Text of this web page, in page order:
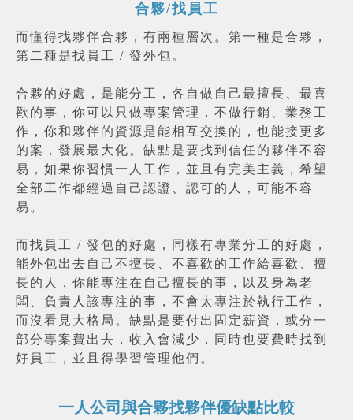
合夥/找員工
而懂得找夥伴合夥，有兩種層次。第一種是合夥，
第二種是找員工 / 發外包。
合夥的好處，是能分工，各自做自己最擅長、最喜
歡的事，你可以只做專案管理，不做行銷、業務工
作，你和夥伴的資源是能相互交換的，也能接更多
的案，發展最大化。缺點是要找到信任的夥伴不容
易，如果你習慣一人工作，並且有完美主義，希望
全部工作都經過自己認證、認可的人，可能不容
易。
而找員工 / 發包的好處，同樣有專業分工的好處，
能外包出去自己不擅長、不喜歡的工作給喜歡、擅
長的人，你能專注在自己擅長的事，以及身為老
闆、負責人該專注的事，不會太專注於執行工作，
而沒看見大格局。缺點是要付出固定薪資，或分一
部分專案費出去，收入會減少，同時也要費時找到
好員工，並且得學習管理他們。
一人公司與合夥找夥伴優缺點比較